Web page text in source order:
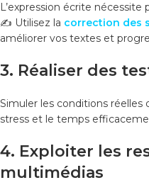
L’expression écrite nécessite
✍️ Utilisez la correction des
améliorer vos textes et
3. Réaliser des
Simuler les conditions réelles
stress et le temps
4. Exploiter les
multimédias